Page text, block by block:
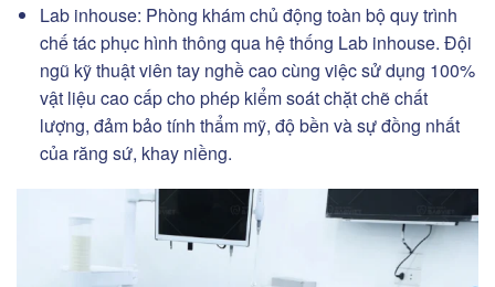
Lab inhouse: Phòng khám chủ động toàn bộ quy trình
chế tác phục hình thông qua hệ thống Lab inhouse. Đội
ngũ kỹ thuật viên tay nghề cao cùng việc sử dụng 100%
vật liệu cao cấp cho phép kiểm soát chặt chẽ chất
lượng, đảm bảo tính thẩm mỹ, độ bền và sự đồng nhất
của răng sứ, khay niềng.